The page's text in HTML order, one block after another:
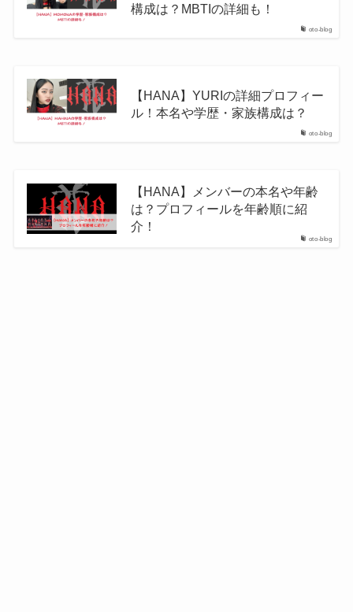
oto-blog
構成は？MBTIの詳細も！
oto-blog
【HANA】YURIの詳細プロフィー
ル！本名や学歴・家族構成は？
oto-blog
【HANA】メンバーの本名や年齢
は？プロフィールを年齢順に紹
介！